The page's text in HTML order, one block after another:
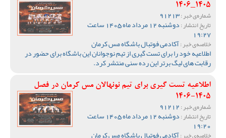
1405_1406
شماره‌ی خبر :
تاریخ انتشار : دوشنبه 12 مرداد ماه 1405 ساعت
19:27
خلاصه‌ی خبر :آکادمی فوتبال باشگاه مس کرمان
اطلاعیه خود را برای تست گیری از تیم نوجوانان این باشگاه برای حضور در
رقابت های لیگ برتر این رده سنی منتشر کرد.
اطلاعیه تست گیری برای تیم نونهالان مس کرمان در فصل
1405-1406
شماره‌ی خبر :
تاریخ انتشار : دوشنبه 12 مرداد ماه 1405 ساعت
19:20
آکادمی فوتبال باشگاه مس کرمان